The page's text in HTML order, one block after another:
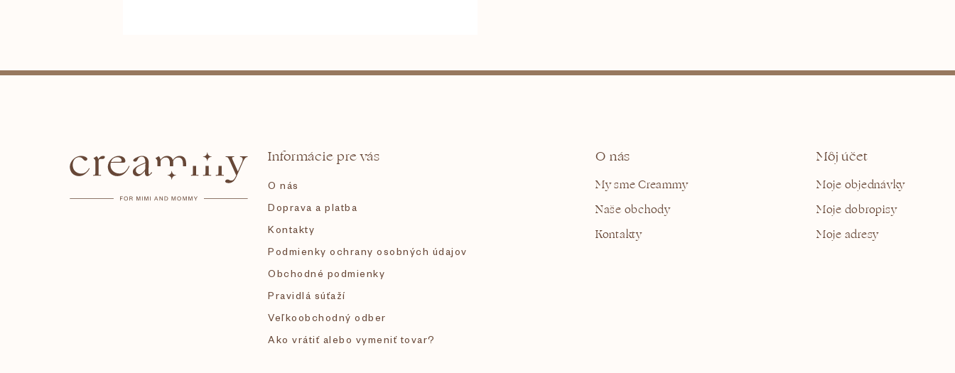
Informácie pre vás
O nás
Doprava a platba
Kontakty
Podmienky ochrany osobných údajov
Obchodné podmienky
Pravidlá súťaží
Veľkoobchodný odber
Ako vrátiť alebo vymeniť tovar?
O nás
My sme Creammy
Naše obchody
Kontakty
Môj účet
Moje objednávky
Moje dobropisy
Moje adresy